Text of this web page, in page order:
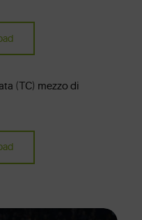
(TC) mezzo di